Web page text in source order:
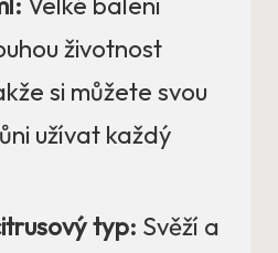
životnost
si můžete svou
užívat každý
typ: Svěží a